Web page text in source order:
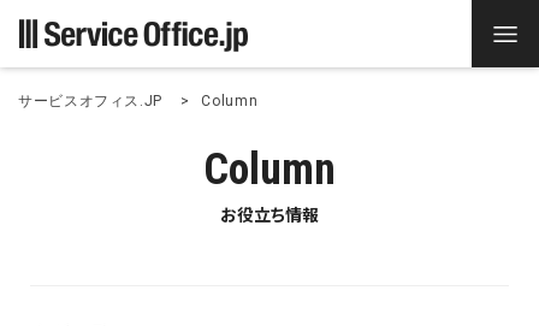
サービスオフィス.JP Column
Column
お役立ち情報